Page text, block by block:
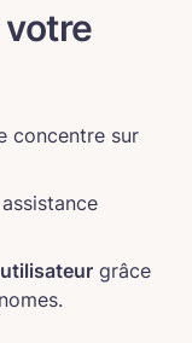
concentre sur
grâce